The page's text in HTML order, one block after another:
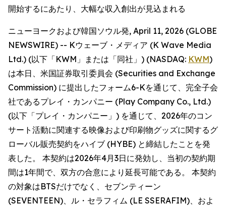
開始するにあたり、大幅な収入創出が見込まれる
ニューヨークおよび韓国ソウル発, April 11, 2026 (GLOBE
NEWSWIRE) -- Kウェーブ・メディア (K Wave Media
Ltd.) (以下「KWM」または「同社」) (NASDAQ: KWM)
は本日、米国証券取引委員会 (Securities and Exchange
Commission) に提出したフォーム6-Kを通じて、完全子会
社であるプレイ・カンパニー (Play Company Co., Ltd.)
(以下「プレイ・カンパニー」) を通じて、2026年のコン
サート活動に関連する映像および印刷物グッズに関するグ
ローバル販売契約をハイブ (HYBE) と締結したことを発
表した。 本契約は2026年4月3日に発効し、当初の契約期
間は1年間で、双方の合意により延長可能である。 本契約
の対象はBTSだけでなく、セブンティーン
(SEVENTEEN)、ル・セラフィム (LE SSERAFIM)、およ